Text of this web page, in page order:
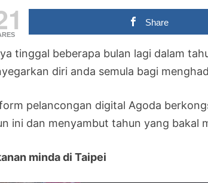
Share
tinggal beberapa bulan lagi dalam
diri anda semula bagi
pelancongan digital Agoda
ini dan menyambut tahun yang bakal
minda di Taipei